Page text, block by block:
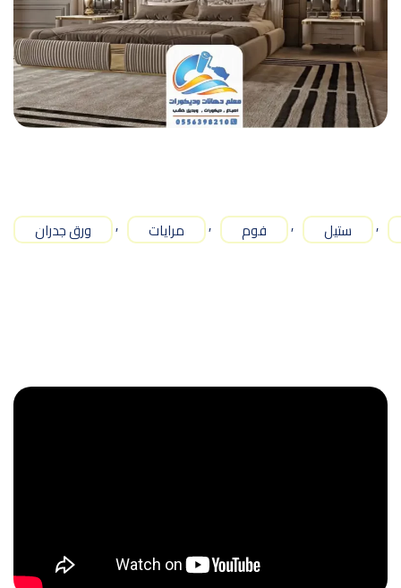
, ستيل , فوم , مرايات , ورق جدران